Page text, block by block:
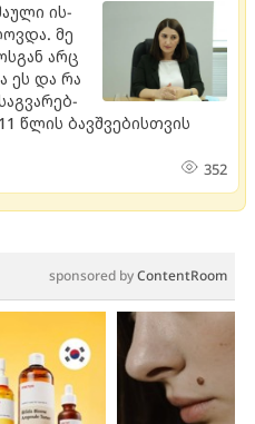
ის­
მე
არც
ეს და რა
წლის ბავ­შვე­ბის­თვის
352
sponsored byContentRoom